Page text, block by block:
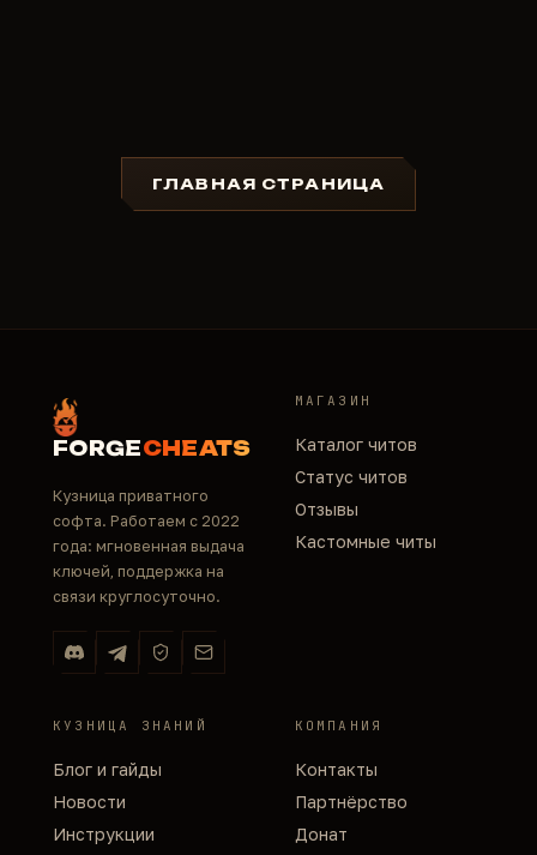
ГЛАВНАЯ СТРАНИЦА
FORGECHEATS
Кузница приватного
софта. Работаем с 2022
года: мгновенная выдача
ключей, поддержка на
связи круглосуточно.
МАГАЗИН
Каталог читов
Статус читов
Отзывы
Кастомные читы
КУЗНИЦА ЗНАНИЙ
Блог и гайды
Новости
Инструкции
КОМПАНИЯ
Контакты
Партнёрство
Донат